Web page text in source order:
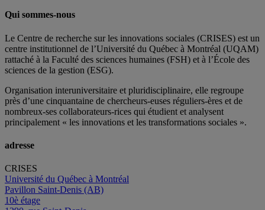
Qui sommes-nous
Le Centre de recherche sur les innovations sociales (CRISES) est un
centre institutionnel de l’Université du Québec à Montréal (UQAM)
rattaché à la Faculté des sciences humaines (FSH) et à l’École des
sciences de la gestion (ESG).
Organisation interuniversitaire et pluridisciplinaire, elle regroupe
près d’une cinquantaine de chercheurs-euses réguliers-ères et de
nombreux-ses collaborateurs-rices qui étudient et analysent
principalement « les innovations et les transformations sociales ».
adresse
CRISES
Université du Québec à Montréal
Pavillon Saint-Denis (AB)
10è étage